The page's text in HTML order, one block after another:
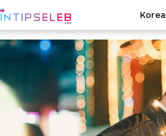
Korea